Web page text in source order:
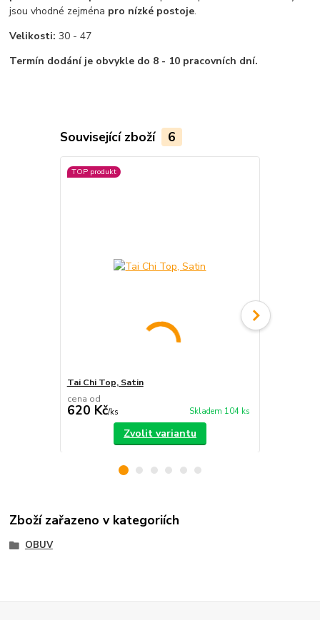
jsou vhodné zejména pro nízké postoje.
Velikosti: 30 - 47
Termín dodání je obvykle do 8 - 10 pracovních dní.
Související zboží 6
TOP produkt
Tai Chi Top, Satin
cena od
620 Kč/ks Skladem 104 ks
Zvolit variantu
Zboží zařazeno v kategoriích
OBUV